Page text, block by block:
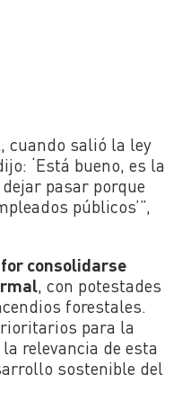
cuando salió la ley
‘Está bueno, es la
pasar porque
públicos’”,
consolidarse
, con potestades
forestales.
para la
relevancia de esta
sostenible del